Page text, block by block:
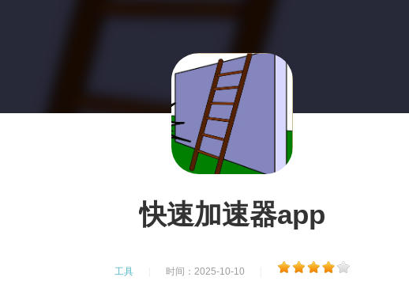
快速加速器app
工具 时间：2025-10-10